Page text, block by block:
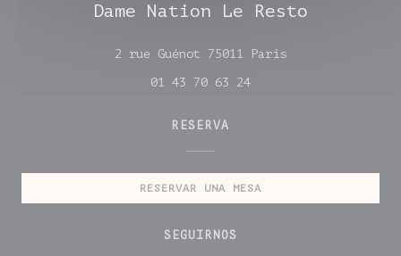
Dame Nation Le Resto
2 rue Guénot 75011 Paris((abre en una
01 43 70 63 24
RESERVA
RESERVAR UNA MESA
SEGUIRNOS